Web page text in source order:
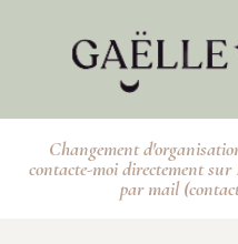
Changement
contacte-moi directement
par mail